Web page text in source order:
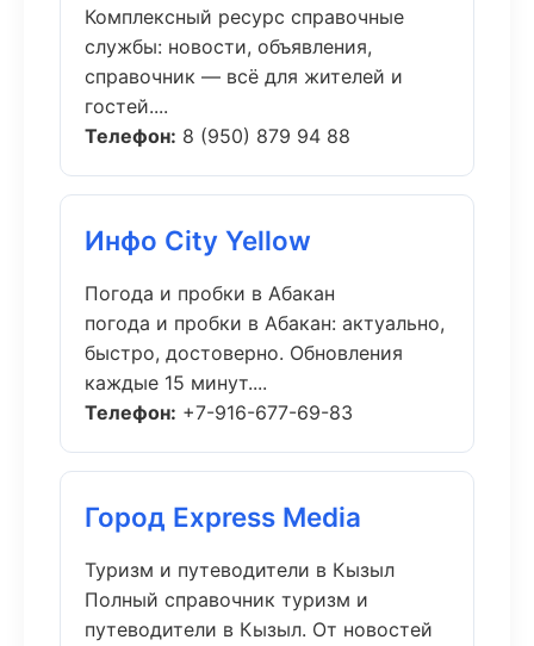
Комплексный ресурс справочные
службы: новости, объявления,
справочник — всё для жителей и
гостей....
Телефон: 8 (950) 879 94 88
Инфо City Yellow
Погода и пробки в Абакан
погода и пробки в Абакан: актуально,
быстро, достоверно. Обновления
каждые 15 минут....
Телефон: +7-916-677-69-83
Город Express Media
Туризм и путеводители в Кызыл
Полный справочник туризм и
путеводители в Кызыл. От новостей